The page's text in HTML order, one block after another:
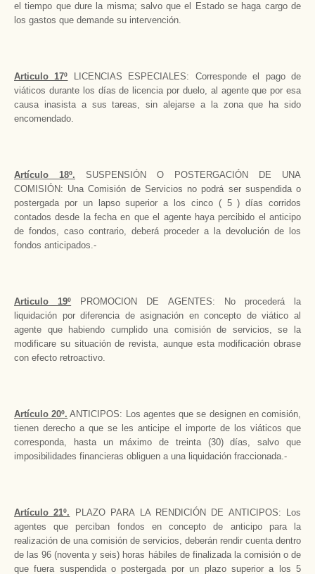
el tiempo que dure la misma; salvo que el Estado se haga cargo de
los gastos que demande su intervención.
Articulo 17º LICENCIAS ESPECIALES: Corresponde el pago de
viáticos durante los días de licencia por duelo, al agente que por esa
causa inasista a sus tareas, sin alejarse a la zona que ha sido
encomendado.
Artículo 18º. SUSPENSIÓN O POSTERGACIÓN DE UNA
COMISIÓN: Una Comisión de Servicios no podrá ser suspendida o
postergada por un lapso superior a los cinco ( 5 ) días corridos
contados desde la fecha en que el agente haya percibido el anticipo
de fondos, caso contrario, deberá proceder a la devolución de los
fondos anticipados.-
Articulo 19º PROMOCION DE AGENTES: No procederá la
liquidación por diferencia de asignación en concepto de viático al
agente que habiendo cumplido una comisión de servicios, se la
modificare su situación de revista, aunque esta modificación obrase
con efecto retroactivo.
Artículo 20º. ANTICIPOS: Los agentes que se designen en comisión,
tienen derecho a que se les anticipe el importe de los viáticos que
corresponda, hasta un máximo de treinta (30) días, salvo que
imposibilidades financieras obliguen a una liquidación fraccionada.-
Artículo 21º. PLAZO PARA LA RENDICIÓN DE ANTICIPOS: Los
agentes que perciban fondos en concepto de anticipo para la
realización de una comisión de servicios, deberán rendir cuenta dentro
de las 96 (noventa y seis) horas hábiles de finalizada la comisión o de
que fuera suspendida o postergada por un plazo superior a los 5